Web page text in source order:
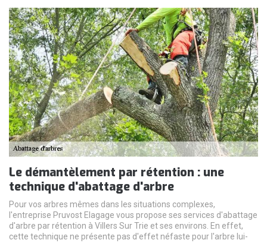
Le démantèlement par rétention : une
technique d'abattage d'arbre
Pour vos arbres mêmes dans les situations complexes,
l'entreprise Pruvost Elagage vous propose ses services d'abattage
d'arbre par rétention à Villers Sur Trie et ses environs. En effet,
cette technique ne présente pas d'effet néfaste pour l'arbre lui-